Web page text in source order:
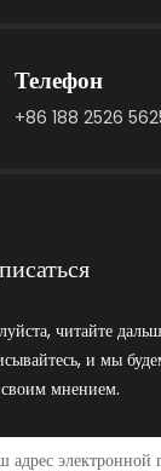
Телефон
+86 188 2526
читайте
и мы
мнением.